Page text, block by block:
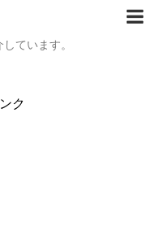
ています。
ク